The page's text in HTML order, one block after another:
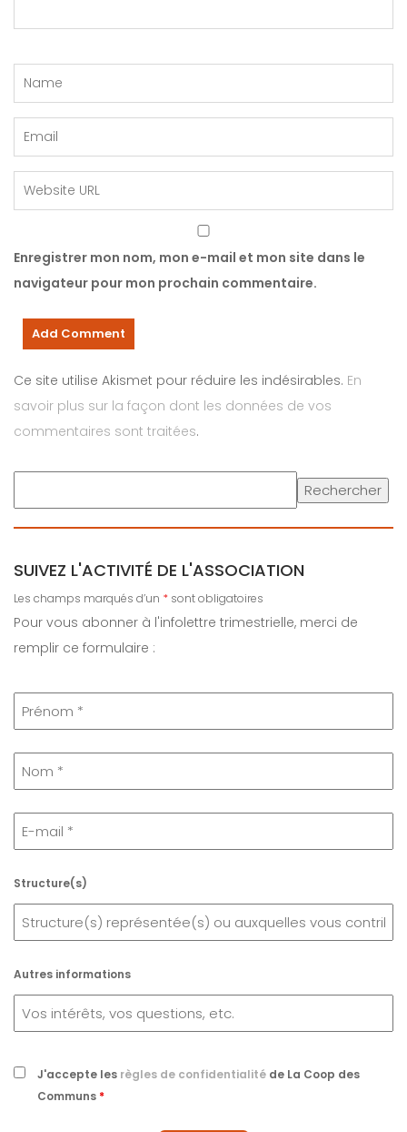
Enregistrer mon nom, mon e-mail et mon site dans le
navigateur pour mon prochain commentaire.
Ce site utilise Akismet pour réduire les indésirables. En
savoir plus sur la façon dont les données de vos
commentaires sont traitées.
Rechercher
SUIVEZ L'ACTIVITÉ DE L'ASSOCIATION
Les champs marqués d’un * sont obligatoires
Pour vous abonner à l'infolettre trimestrielle, merci de
remplir ce formulaire :
Structure(s)
Autres informations
J'accepte les règles de confidentialité de La Coop des
Communs *